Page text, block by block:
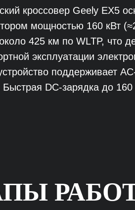
кроссовер Geely EX5
мощностью 160 кВт
около 425 км по WLTP, что
эксплуатации
поддерживает
Быстрая DC-зарядка до